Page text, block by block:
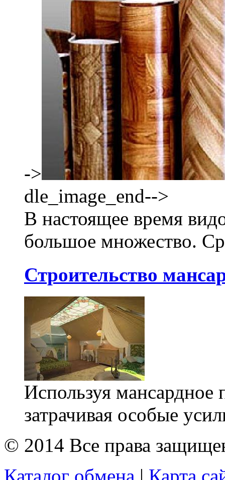
->
dle_image_end-->
В настоящее время
большое множество.
Строительство
Используя
затрачивая особые
© 2014 Все права